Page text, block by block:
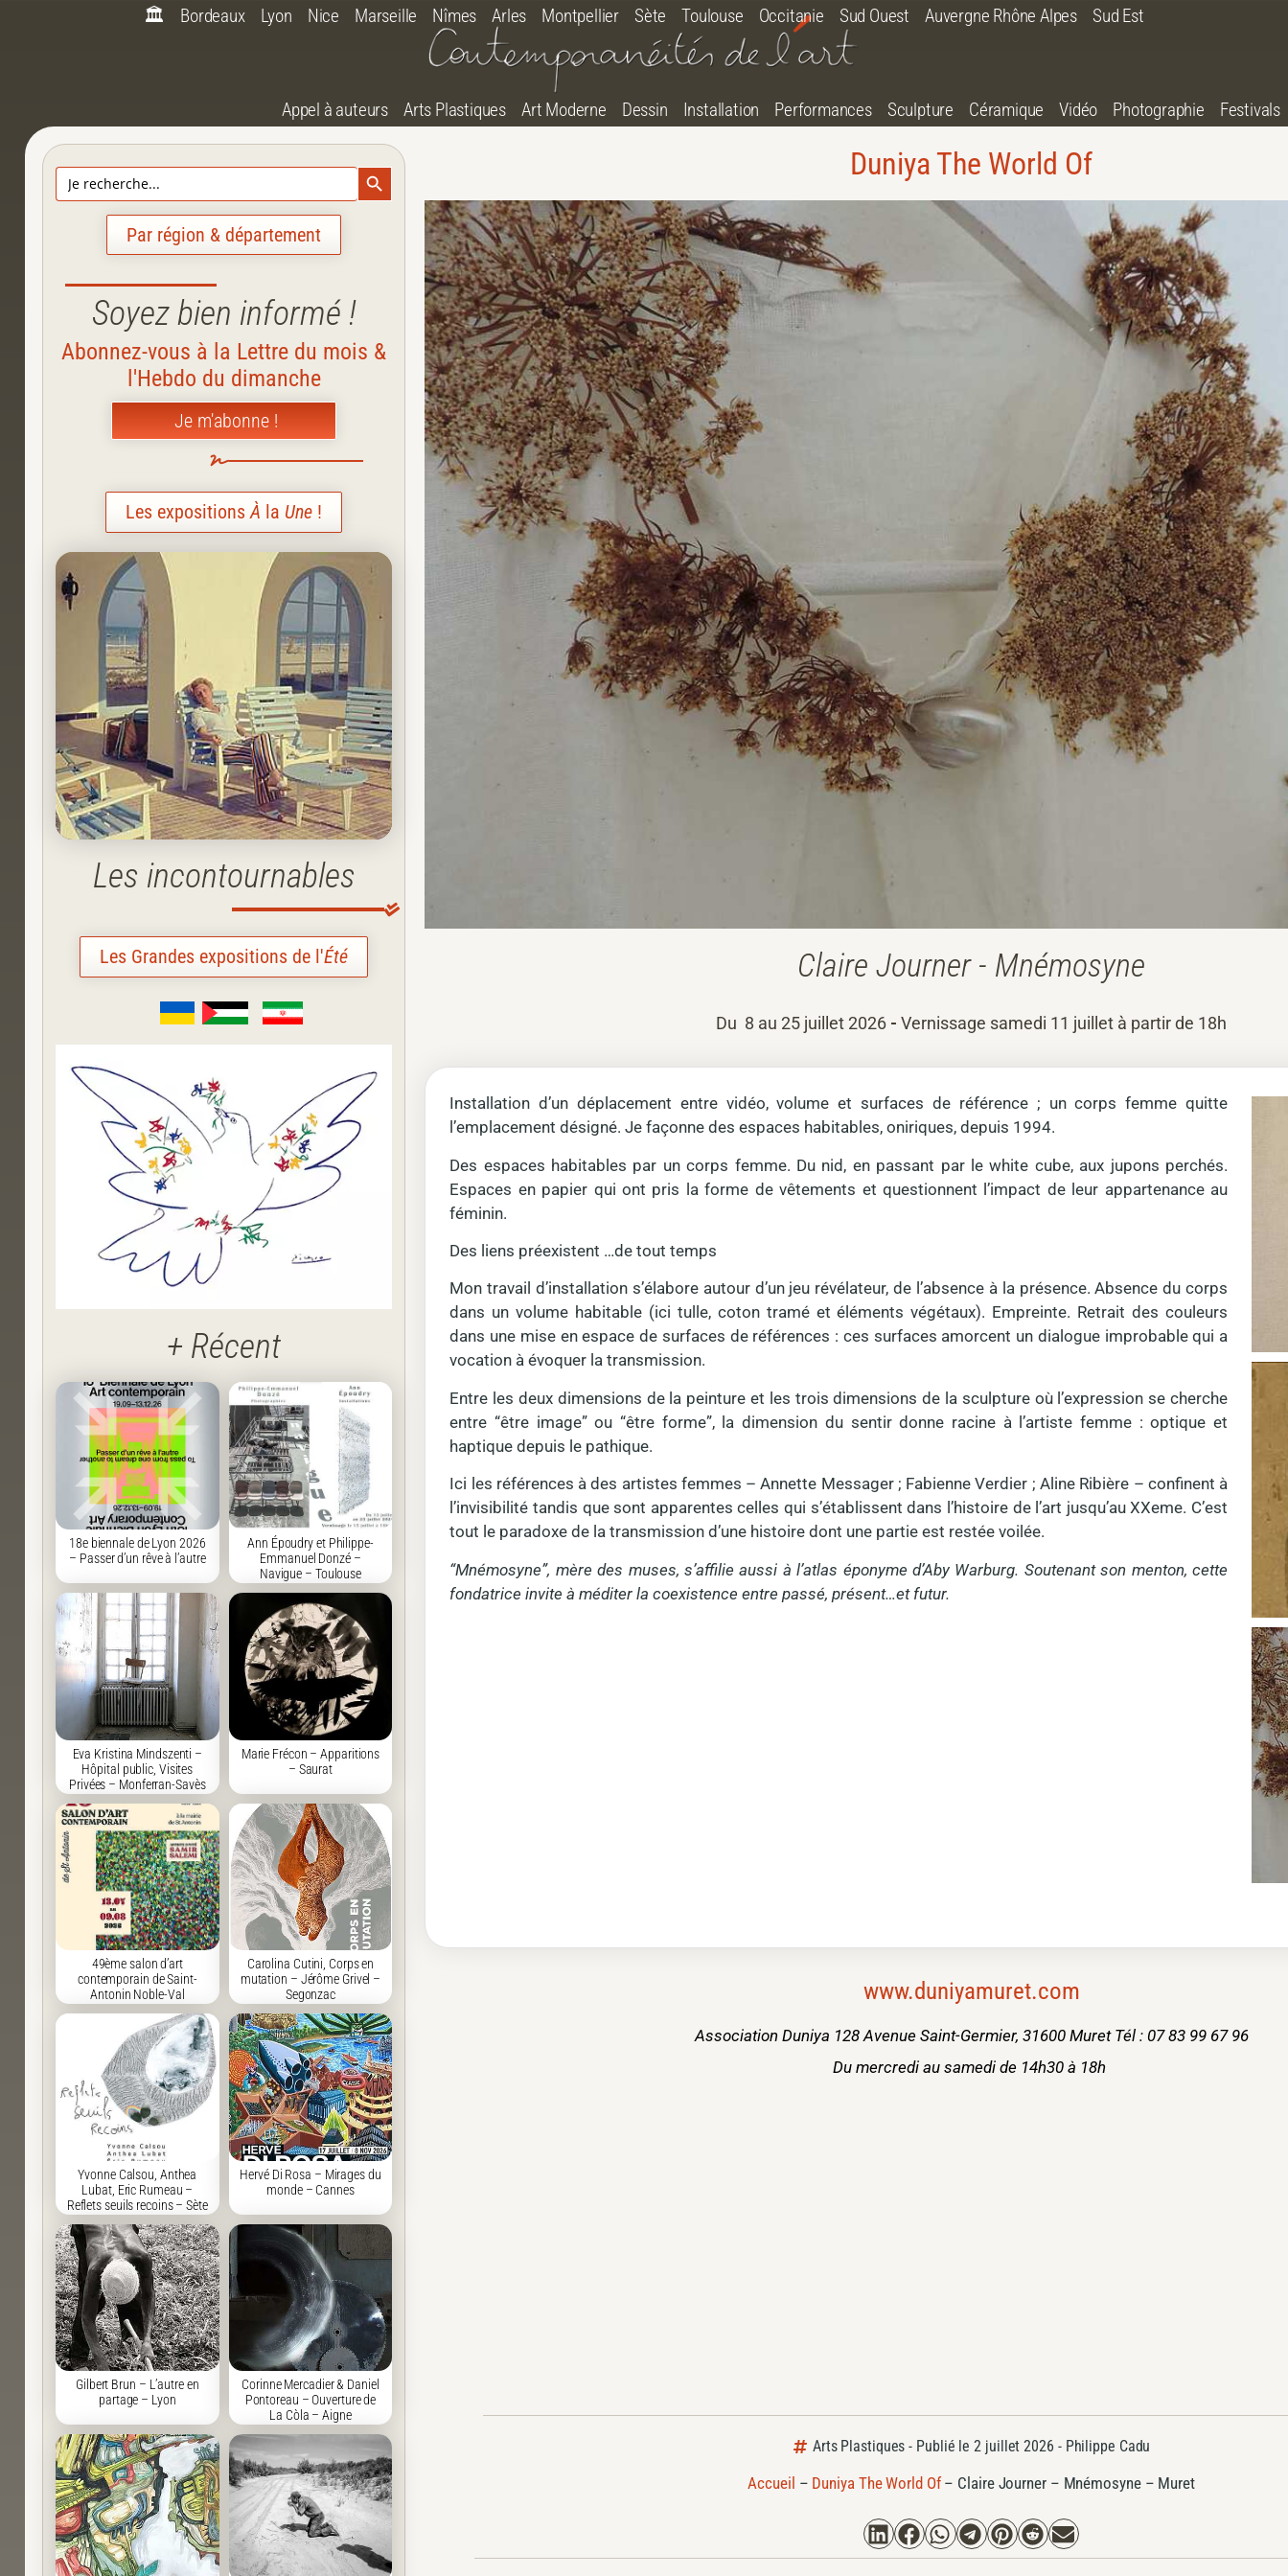
🏛️ Bordeaux Lyon Nice Marseille Nîmes Arles Montpellier Sète Toulouse Occitanie Sud Ouest Auvergne Rhône Alpes Sud Est
Appel à auteurs Arts Plastiques Art Moderne Dessin Installation Performances Sculpture Céramique Vidéo Photographie Festivals
Search
for:
Search Button
Par région & département
Soyez bien informé !
Abonnez-vous à la Lettre du mois &
l'Hebdo du dimanche
Je m'abonne !
Les expositionsÀ la Une !
Les incontournables
Les Grandes expositions de l'Été
+ Récent
18e biennale de Lyon 2026
– Passer d’un rêve à l’autre
Ann Époudry et Philippe-
Emmanuel Donzé –
Navigue – Toulouse
Eva Kristina Mindszenti –
Hôpital public, Visites
Privées – Monferran-Savès
Marie Frécon – Apparitions
– Saurat
49ème salon d’art
contemporain de Saint-
Antonin Noble-Val
Carolina Cutini, Corps en
mutation – Jérôme Grivel –
Segonzac
Yvonne Calsou, Anthea
Lubat, Eric Rumeau –
Reflets seuils recoins – Sète
Hervé Di Rosa – Mirages du
monde – Cannes
Gilbert Brun – L’autre en
partage – Lyon
Corinne Mercadier & Daniel
Pontoreau – Ouverture de
La Còla – Aigne
Duniya The World Of
Claire Journer - Mnémosyne
Du 8 au 25 juillet 2026 -Vernissage samedi 11 juillet à partir de 18h
Installation d’un déplacement entre vidéo, volume et surfaces de référence ; un corps femme quitte
l’emplacement désigné. Je façonne des espaces habitables, oniriques, depuis 1994.
Des espaces habitables par un corps femme. Du nid, en passant par le white cube, aux jupons perchés.
Espaces en papier qui ont pris la forme de vêtements et questionnent l’impact de leur appartenance au
féminin.
Des liens préexistent …de tout temps
Mon travail d’installation s’élabore autour d’un jeu révélateur, de l’absence à la présence. Absence du corps
dans un volume habitable (ici tulle, coton tramé et éléments végétaux). Empreinte. Retrait des couleurs
dans une mise en espace de surfaces de références : ces surfaces amorcent un dialogue improbable qui a
vocation à évoquer la transmission.
Entre les deux dimensions de la peinture et les trois dimensions de la sculpture où l’expression se cherche
entre “être image” ou “être forme”, la dimension du sentir donne racine à l’artiste femme : optique et
haptique depuis le pathique.
Ici les références à des artistes femmes – Annette Messager ; Fabienne Verdier ; Aline Ribière – confinent à
l’invisibilité tandis que sont apparentes celles qui s’établissent dans l’histoire de l’art jusqu’au XXeme. C’est
tout le paradoxe de la transmission d’une histoire dont une partie est restée voilée.
“Mnémosyne”, mère des muses, s’affilie aussi à l’atlas éponyme d’Aby Warburg. Soutenant son menton, cette
fondatrice invite à méditer la coexistence entre passé, présent…et futur.
www.duniyamuret.com
Association Duniya 128 Avenue Saint-Germier, 31600 Muret Tél : 07 83 99 67 96
Du mercredi au samedi de 14h30 à 18h
Arts Plastiques - Publié le 2 juillet 2026 - Philippe Cadu
Accueil – Duniya The World Of– ​Claire Journer – Mnémosyne – Muret